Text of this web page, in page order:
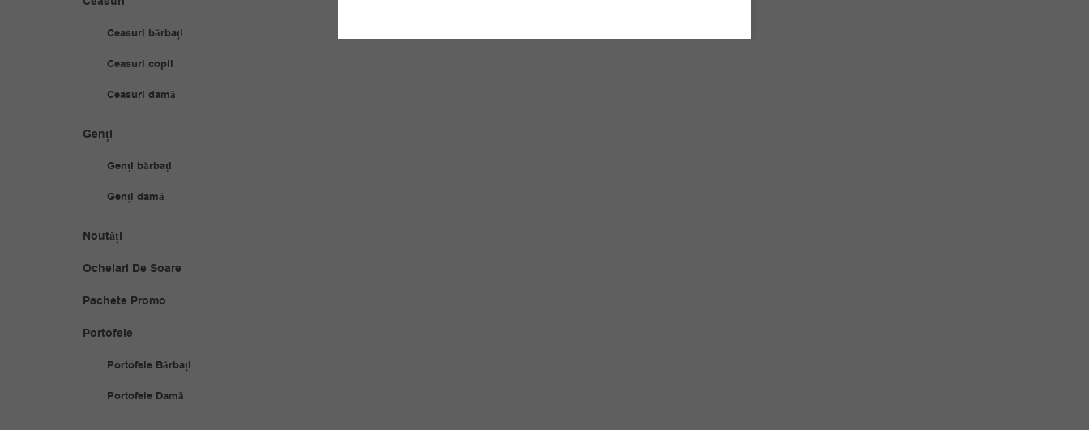
Ceasuri bărbați
Ceasuri copii
Ceasuri damă
Genți
Genți bărbați
Genți damă
Noutăți
Ochelari De Soare
Pachete Promo
Portofele
Portofele Bărbați
Portofele Damă